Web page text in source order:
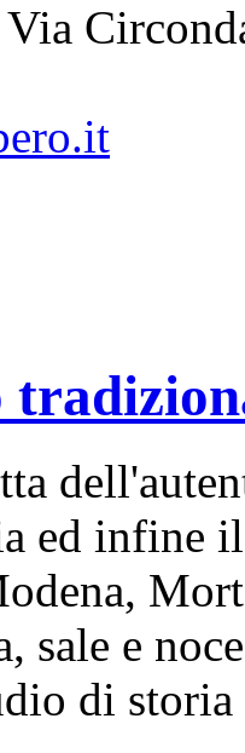
ed infine
sale e
di storia